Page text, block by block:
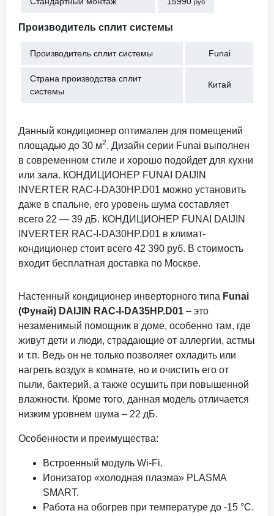
руб
Производитель сплит системы
Производитель сплит системы Funai
Страна производства сплит
системы
Китай
Данный кондиционер оптимален для помещений
площадью до 30 м2. Дизайн серии Funai выполнен
в современном стиле и хорошо подойдет для кухни
или зала. КОНДИЦИОНЕР FUNAI DAIJIN
INVERTER RAC-I-DA30HP.D01 можно установить
даже в спальне, его уровень шума составляет
всего 22 — 39 дБ. КОНДИЦИОНЕР FUNAI DAIJIN
INVERTER RAC-I-DA30HP.D01 в климат-
кондиционер стоит всего 42 390 руб. В стоимость
входит бесплатная доставка по Москве.
Настенный кондиционер инверторного типа Funai
(Фунай) DAIJIN RAC-I-DA35HP.D01 – это
незаменимый помощник в доме, особенно там, где
живут дети и люди, страдающие от аллергии, астмы
и т.п. Ведь он не только позволяет охладить или
нагреть воздух в комнате, но и очистить его от
пыли, бактерий, а также осушить при повышенной
влажности. Кроме того, данная модель отличается
низким уровнем шума – 22 дБ.
Особенности и преимущества:
Встроенный модуль Wi-Fi.
Ионизатор «холодная плазма» PLASMA
SMART.
Работа на обогрев при температуре до -15 °С.